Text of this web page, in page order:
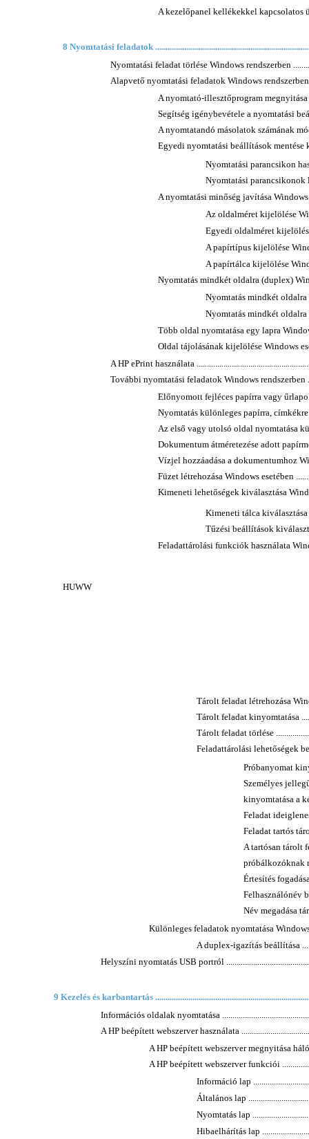
A kezelőpanel kellékekkel kapcsolatos
8 Nyomtatási feladatok
Nyomtatási feladat törlése Windows rendszerben
Alapvető nyomtatási feladatok Windows rendszerben
A nyomtató-illesztőprogram megnyitása
Segítség igénybevétele a nyomtatási
A nyomtatandó másolatok számának
Egyedi nyomtatási beállítások mentése
Nyomtatási parancsikon
Nyomtatási parancsikonok
A nyomtatási minőség javítása Windows
Az oldalméret kijelölése
Egyedi oldalméret
A papírtípus kijelölése
A papírtálca kijelölése
Nyomtatás mindkét oldalra (duplex)
Nyomtatás mindkét oldalra
Nyomtatás mindkét oldalra
Több oldal nyomtatása egy lapra
Oldal tájolásának kijelölése Windows
A HP ePrint használata
További nyomtatási feladatok Windows rendszerben
Előnyomott fejléces papírra vagy
Nyomtatás különleges papírra,
Az első vagy utolsó oldal nyomtatása
Dokumentum átméretezése adott
Vízjel hozzáadása a dokumentumhoz
Füzet létrehozása Windows esetében
Kimeneti lehetőségek kiválasztása
Kimeneti tálca kiválasztása
Tűzési beállítások
Feladattárolási funkciók használata
HUWW
Tárolt feladat létrehozása
Tárolt feladat kinyomtatása
Tárolt feladat törlése
Feladattárolási lehetőségek
Próbanyomat
Személyes
kinyomtatása a
Feladat
Feladat tartós
A tartósan tárolt
próbálkozóknak
Értesítés
Felhasználónév
Név megadása
Különleges feladatok nyomtatása Windows
A duplex-igazítás beállítása
Helyszíni nyomtatás USB portról
9 Kezelés és karbantartás
Információs oldalak nyomtatása
A HP beépített webszerver használata
A HP beépített webszerver megnyitása
A HP beépített webszerver funkciói
Információ lap
Általános lap
Nyomtatás lap
Hibaelhárítás lap